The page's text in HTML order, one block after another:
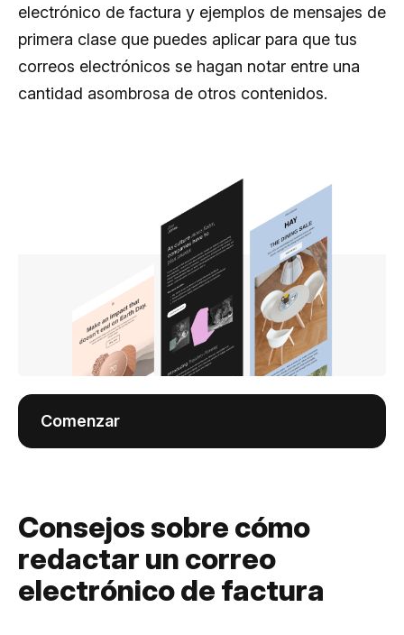
electrónico de factura y ejemplos de mensajes de
primera clase que puedes aplicar para que tus
correos electrónicos se hagan notar entre una
cantidad asombrosa de otros contenidos.
Comenzar
Consejos sobre cómo
redactar un correo
electrónico de factura